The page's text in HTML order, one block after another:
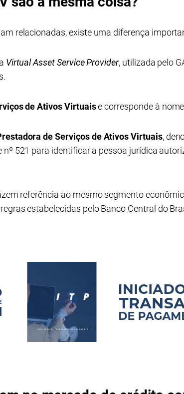
relacionadas, existe uma diferença
Virtual Asset Service Provider, utilizada pelo
de Ativos Virtuaise corresponde à
de Serviços de Ativos Virtuais,
nº 521 para identificar a pessoa jurídica
referência ao mesmo segmento
estabelecidas pelo Banco Central do